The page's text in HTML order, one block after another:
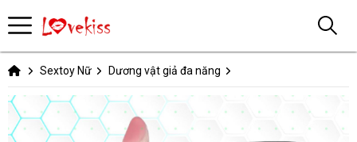
Sextoy Nữ Dương vật giả đa năng